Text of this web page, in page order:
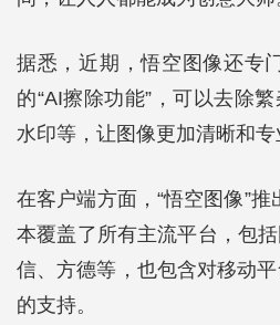
据悉，近期，悟空图像还专
的“AI擦除功能”，可以去除
水印等，让图像更加清晰和专
在客户端方面，“悟空图像”
本覆盖了所有主流平台，包
信、方德等，也包含对移动
的支持。